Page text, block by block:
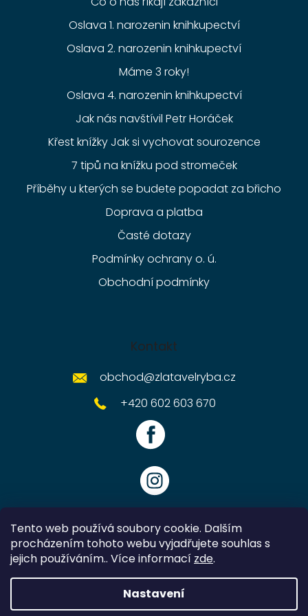
Tento web používá soubory cookie. Dalším
procházením tohoto webu vyjadřujete souhlas s
jejich používáním.. Více informací zde.
Nastavení
Oslava 1. narozenin knihkupectví
Oslava 2. narozenin knihkupectví
Máme 3 roky!
Oslava 4. narozenin knihkupectví
Jak nás navštívil Petr Horáček
Křest knížky Jak si vychovat sourozence
7 tipů na knížku pod stromeček
Příběhy u kterých se budete popadat za břicho
Doprava a platba
Časté dotazy
Podmínky ochrany o. ú.
Obchodní podmínky
Kontakt
obchod@zlatavelryba.cz
+420 602 603 670
Vytvořil Shoptet